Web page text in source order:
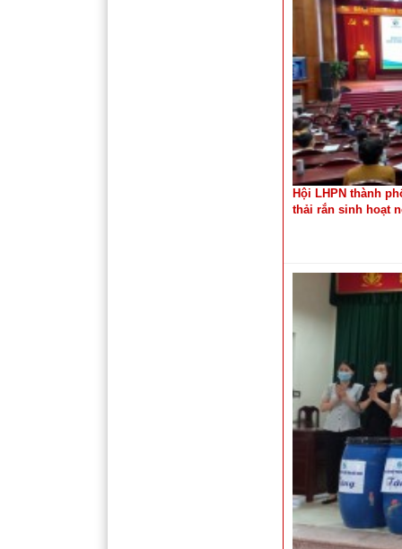
Hội LHPN thành
thải rắn sinh hoạt